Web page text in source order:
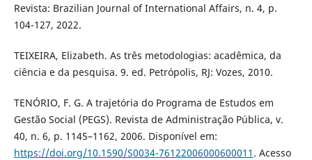
Revista: Brazilian Journal of International Affairs, n. 4, p.
104-127, 2022.
TEIXEIRA, Elizabeth. As três metodologias: acadêmica, da
ciência e da pesquisa. 9. ed. Petrópolis, RJ: Vozes, 2010.
TENÓRIO, F. G. A trajetória do Programa de Estudos em
Gestão Social (PEGS). Revista de Administração Pública, v.
40, n. 6, p. 1145–1162, 2006. Disponível em:
https://doi.org/10.1590/S0034-76122006000600011 . Acesso